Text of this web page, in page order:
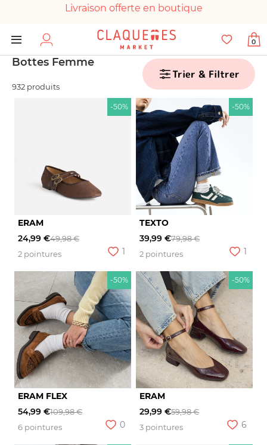
Livraison offerte en boutique
Paiement 100% sécurisé
Chaussures garanties en parfait état
0
Bottes Femme
932 produits
Trier & Filtrer
-50%
ERAM
24,99 €49,98 €
2 pointures
1
-50%
TEXTO
39,99 €79,98 €
2 pointures
1
-50%
ERAM FLEX
54,99 €109,98 €
6 pointures
0
-50%
ERAM
29,99 €59,98 €
3 pointures
6